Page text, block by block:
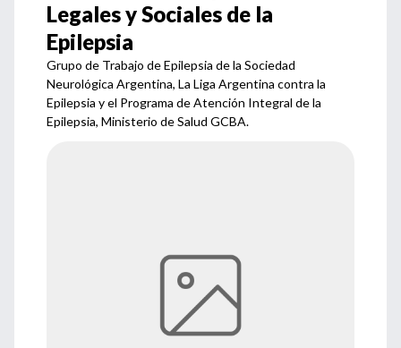
Legales y Sociales de la
Epilepsia
Grupo de Trabajo de Epilepsia de la Sociedad
Neurológica Argentina, La Liga Argentina contra la
Epilepsia y el Programa de Atención Integral de la
Epilepsia, Ministerio de Salud GCBA.